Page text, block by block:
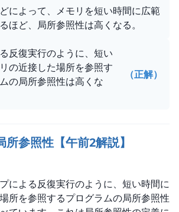
によって、メモリを短い時間に広範
ほど、局所参照性は高くなる。
反復実行のように、短い
の近接した場所を参照す
の局所参照性は高くな
（正解）
参照性【午前2解説】
による反復実行のように、短い時間に
所を参照するプログラムの局所参照性